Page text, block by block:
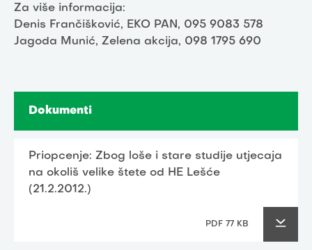
Za više informacija:
Denis Frančišković, EKO PAN, 095 9083 578
Jagoda Munić, Zelena akcija, 098 1795 690
Dokumenti
Priopcenje: Zbog loše i stare studije utjecaja
na okoliš velike štete od HE Lešće
(21.2.2012.)
PDF 77 KB